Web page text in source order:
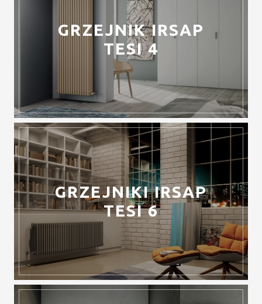
GRZEJNIK IRSAP
TESI 4
GRZEJNIKI IRSAP
TESI 6